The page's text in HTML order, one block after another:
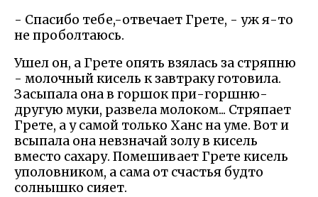
- Спасибо тебе,-отвечает Грете, - уж я-то
не проболтаюсь.
Ушел он, а Грете опять взялась за стряпню
- молочный кисель к завтраку готовила.
Засыпала она в горшок при-горшню-
другую муки, развела молоком... Стряпает
Грете, а у самой только Ханс на уме. Вот и
всыпала она невзначай золу в кисель
вместо сахару. Помешивает Грете кисель
уполовником, а сама от счастья будто
солнышко сияет.